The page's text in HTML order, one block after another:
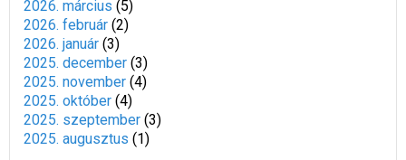
2026. március (5)
2026. február (2)
2026. január (3)
2025. december (3)
2025. november (4)
2025. október (4)
2025. szeptember (3)
2025. augusztus (1)